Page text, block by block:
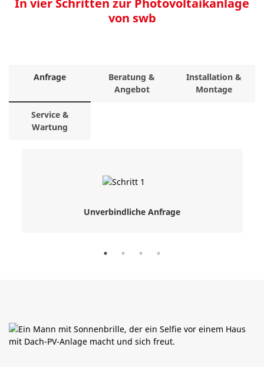
In vier Schritten zur Photovoltaikanlage
von swb
Anfrage
Beratung &
Angebot
Installation &
Montage
Service &
Wartung
Unverbindliche Anfrage